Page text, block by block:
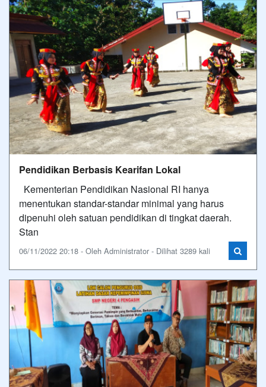
Pendidikan Berbasis Kearifan Lokal
Kementerian Pendidikan Nasional RI hanya
menentukan standar-standar minimal yang harus
dipenuhi oleh satuan pendidikan di tingkat daerah.
Stan
06/11/2022 20:18 - Oleh Administrator - Dilihat 3289 kali